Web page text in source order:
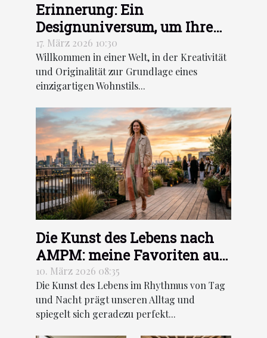
Erinnerung: Ein
Designuniversum, um Ihre
Dekoration neu zu erfinden
17. März 2026 10:30
Willkommen in einer Welt, in der Kreativität
und Originalität zur Grundlage eines
einzigartigen Wohnstils...
Die Kunst des Lebens nach
AMPM: meine Favoriten aus
der Frühjahr/Sommer-
Kollektion 2026
10. März 2026 08:35
Die Kunst des Lebens im Rhythmus von Tag
und Nacht prägt unseren Alltag und
spiegelt sich geradezu perfekt...